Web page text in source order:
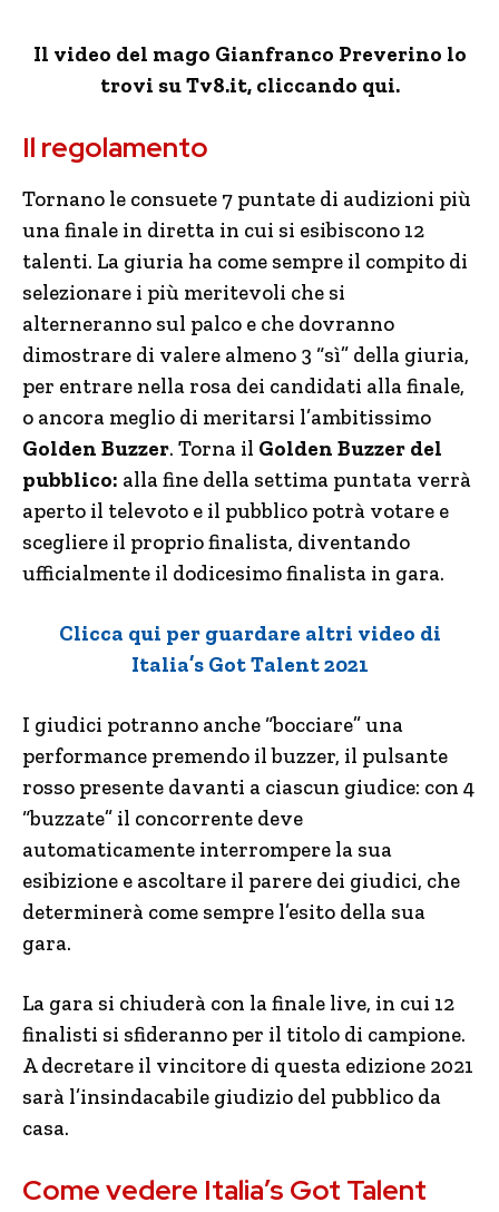
Il video del mago Gianfranco Preverino lo
trovi su Tv8.it, cliccando qui.
Il regolamento
Tornano le consuete 7 puntate di audizioni più
una finale in diretta in cui si esibiscono 12
talenti. La giuria ha come sempre il compito di
selezionare i più meritevoli che si
alterneranno sul palco e che dovranno
dimostrare di valere almeno 3 “sì” della giuria,
per entrare nella rosa dei candidati alla finale,
o ancora meglio di meritarsi l’ambitissimo
Golden Buzzer. Torna il Golden Buzzer del
pubblico: alla fine della settima puntata verrà
aperto il televoto e il pubblico potrà votare e
scegliere il proprio finalista, diventando
ufficialmente il dodicesimo finalista in gara.
Clicca qui per guardare altri video di
Italia’s Got Talent 2021
I giudici potranno anche “bocciare” una
performance premendo il buzzer, il pulsante
rosso presente davanti a ciascun giudice: con 4
“buzzate” il concorrente deve
automaticamente interrompere la sua
esibizione e ascoltare il parere dei giudici, che
determinerà come sempre l’esito della sua
gara.
La gara si chiuderà con la finale live, in cui 12
finalisti si sfideranno per il titolo di campione.
A decretare il vincitore di questa edizione 2021
sarà l’insindacabile giudizio del pubblico da
casa.
Come vedere Italia’s Got Talent